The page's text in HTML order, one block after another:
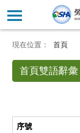
首頁
首頁雙語辭彙